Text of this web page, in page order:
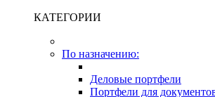
КАТЕГОРИИ
По назначению:
Деловые портфели
Портфели для